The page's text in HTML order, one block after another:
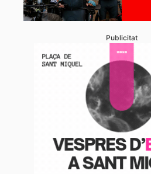
Publicitat